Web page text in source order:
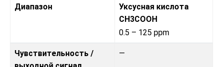
Диапазон
Уксусная кислота
CH3COOH
0.5 – 125 ppm
Чувствительность /
—